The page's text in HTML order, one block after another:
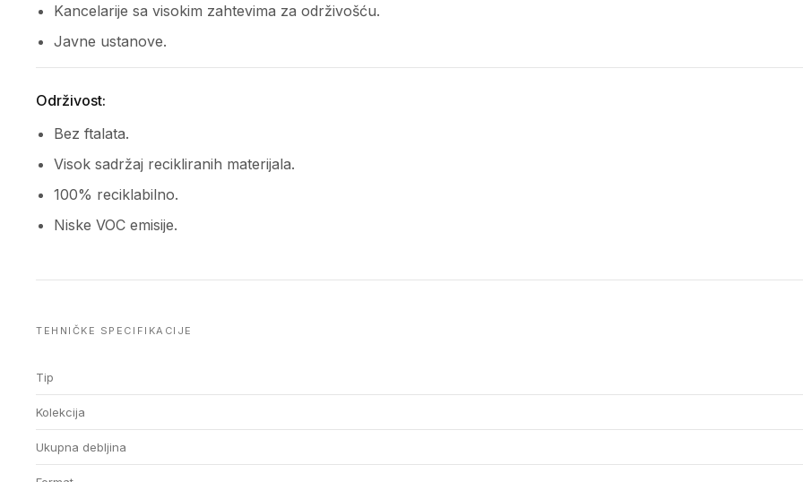
Kancelarije sa visokim zahtevima za održivošću.
Javne ustanove.
Održivost:
Bez ftalata.
Visok sadržaj recikliranih materijala.
100% reciklabilno.
Niske VOC emisije.
TEHNIČKE SPECIFIKACIJE
Tip
Kolekcija
Ukupna debljina